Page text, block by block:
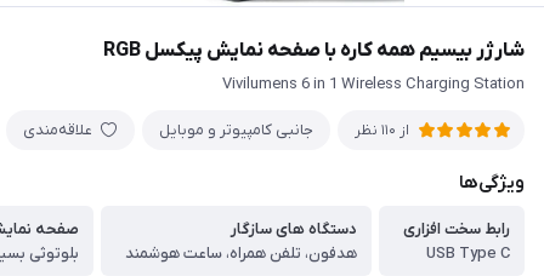
شارژر بیسیم همه کاره با صفحه نمایش پیکسل RGB
Vivilumens 6 in 1 Wireless Charging Station
از 110 نظر جانبی کامپیوتر و موبایل علاقه‌مندی
ویژگی‌ها
رابط سخت افزاری
USB Type C
دستگاه های سازگار
هدفون، تلفن همراه، ساعت هوشمند
صفحه
بلوتوثی